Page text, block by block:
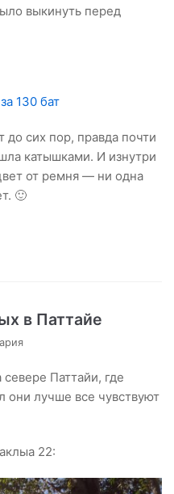
выкинуть перед
сих пор, правда почти
катышками. И изнутри
от ремня — ни одна
🙂
в Паттайе
Паттайи, где
лучше все чувствуют
22: